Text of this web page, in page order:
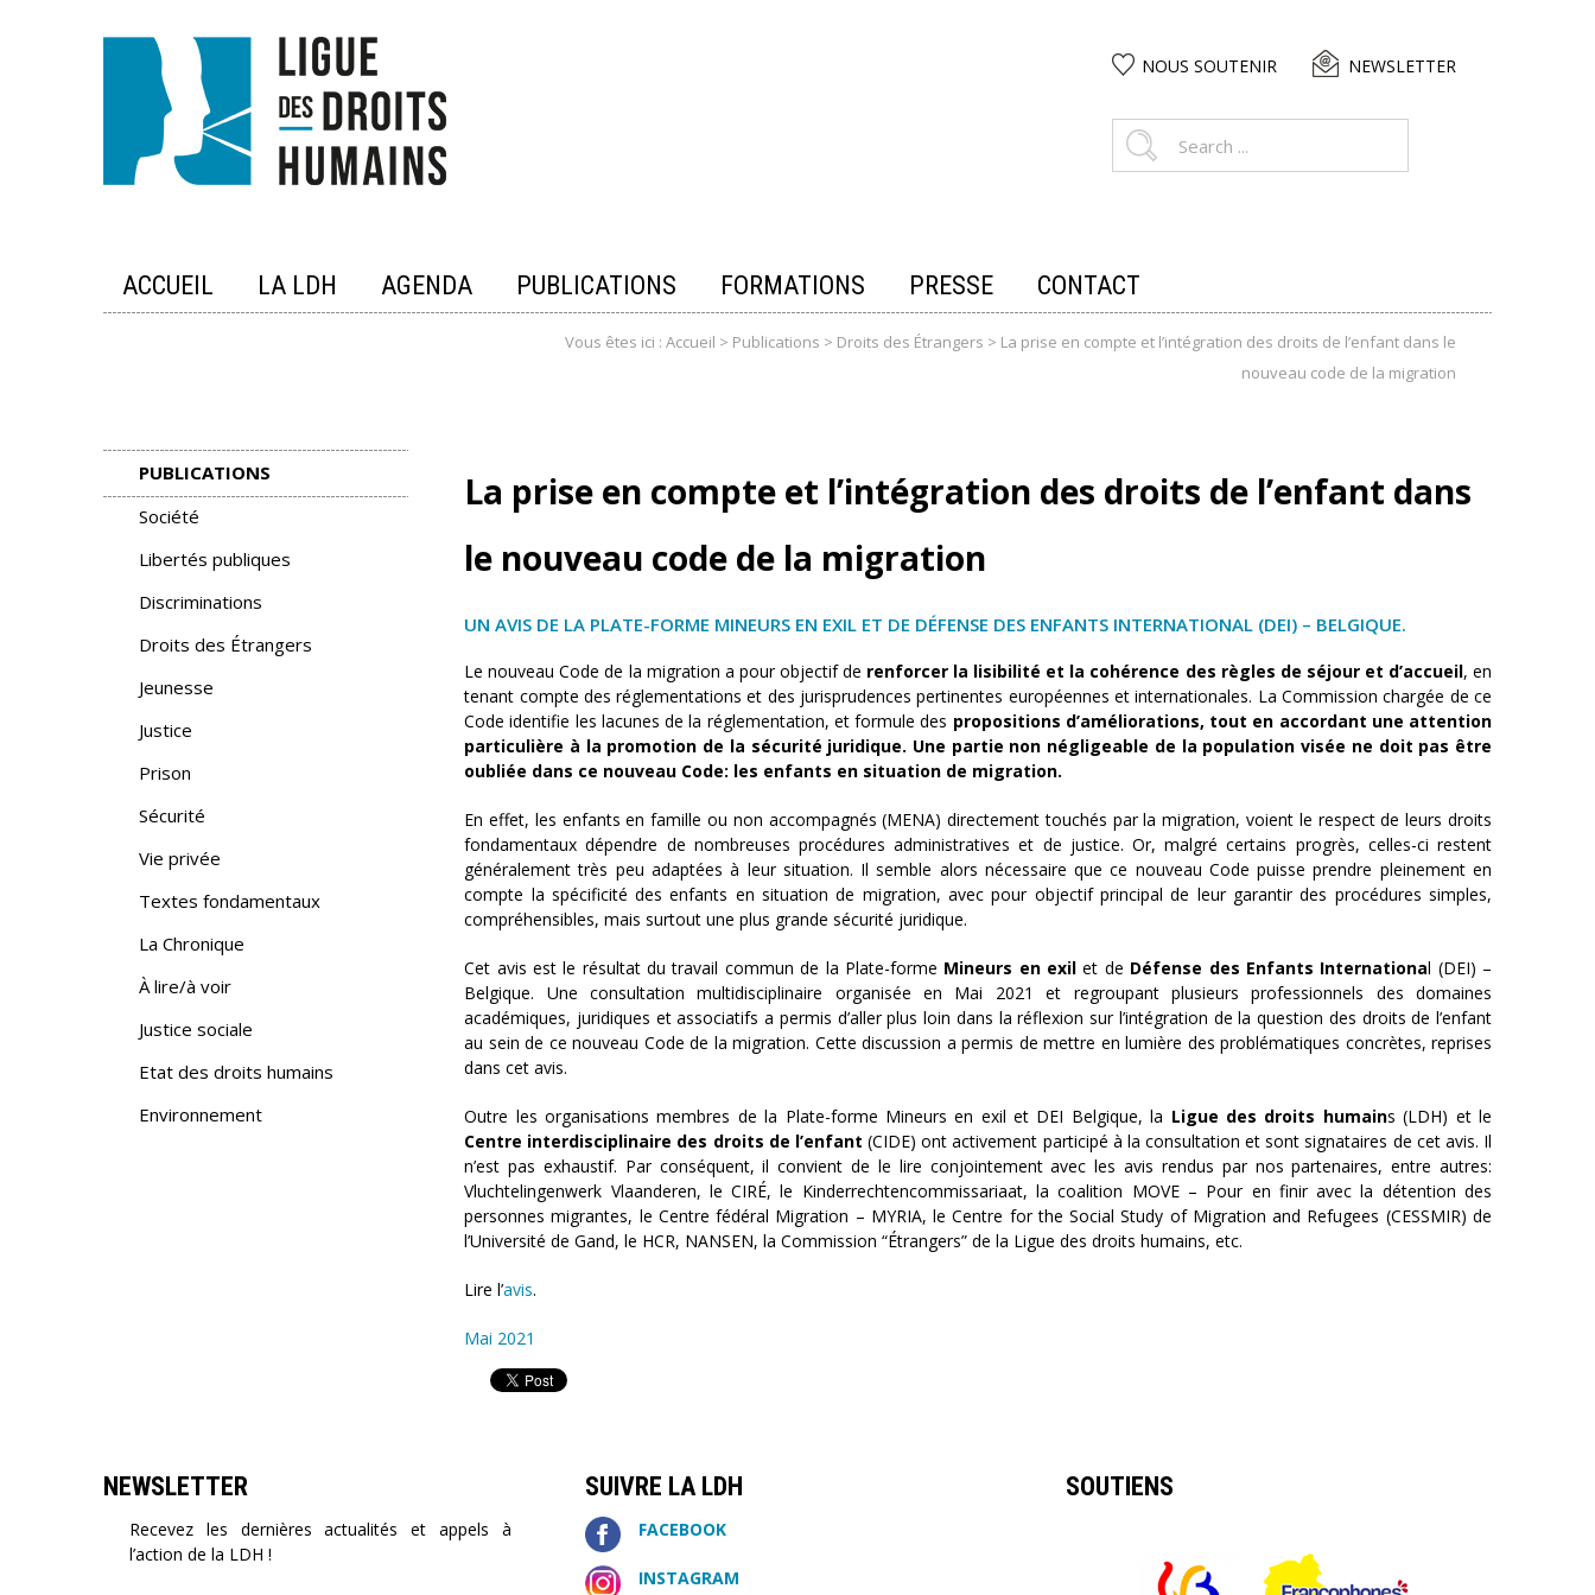
NOUS SOUTENIR NEWSLETTER
ACCUEIL LA LDH AGENDA PUBLICATIONS FORMATIONS PRESSE CONTACT
Vous êtes ici : Accueil > Publications > Droits des Étrangers > La prise en compte et l’intégration des droits de l’enfant dans le
nouveau code de la migration
La prise en compte et l’intégration des droits de l’enfant dans
le nouveau code de la migration
UN AVIS DE LA PLATE-FORME MINEURS EN EXIL ET DE DÉFENSE DES ENFANTS INTERNATIONAL (DEI) – BELGIQUE.
Le nouveau Code de la migration a pour objectif de renforcer la lisibilité et la cohérence des règles de séjour et d’accueil, en
tenant compte des réglementations et des jurisprudences pertinentes européennes et internationales. La Commission chargée de ce
Code identifie les lacunes de la réglementation, et formule des propositions d’améliorations, tout en accordant une attention
particulière à la promotion de la sécurité juridique. Une partie non négligeable de la population visée ne doit pas être
oubliée dans ce nouveau Code: les enfants en situation de migration.
En effet, les enfants en famille ou non accompagnés (MENA) directement touchés par la migration, voient le respect de leurs droits
fondamentaux dépendre de nombreuses procédures administratives et de justice. Or, malgré certains progrès, celles-ci restent
généralement très peu adaptées à leur situation. Il semble alors nécessaire que ce nouveau Code puisse prendre pleinement en
compte la spécificité des enfants en situation de migration, avec pour objectif principal de leur garantir des procédures simples,
compréhensibles, mais surtout une plus grande sécurité juridique.
Cet avis est le résultat du travail commun de la Plate-forme Mineurs en exil et de Défense des Enfants International (DEI) –
Belgique. Une consultation multidisciplinaire organisée en Mai 2021 et regroupant plusieurs professionnels des domaines
académiques, juridiques et associatifs a permis d’aller plus loin dans la réflexion sur l’intégration de la question des droits de l’enfant
au sein de ce nouveau Code de la migration. Cette discussion a permis de mettre en lumière des problématiques concrètes, reprises
dans cet avis.
Outre les organisations membres de la Plate-forme Mineurs en exil et DEI Belgique, la Ligue des droits humains (LDH) et le
Centre interdisciplinaire des droits de l’enfant (CIDE) ont activement participé à la consultation et sont signataires de cet avis. Il
n’est pas exhaustif. Par conséquent, il convient de le lire conjointement avec les avis rendus par nos partenaires, entre autres:
Vluchtelingenwerk Vlaanderen, le CIRÉ, le Kinderrechtencommissariaat, la coalition MOVE – Pour en finir avec la détention des
personnes migrantes, le Centre fédéral Migration – MYRIA, le Centre for the Social Study of Migration and Refugees (CESSMIR) de
l’Université de Gand, le HCR, NANSEN, la Commission “Étrangers” de la Ligue des droits humains, etc.
Lire l’avis.
Mai 2021
PUBLICATIONS
Société
Libertés publiques
Discriminations
Droits des Étrangers
Jeunesse
Justice
Prison
Sécurité
Vie privée
Textes fondamentaux
La Chronique
À lire/à voir
Justice sociale
Etat des droits humains
Environnement
NEWSLETTER
Recevez les dernières actualités et appels à
l’action de la LDH !
SUIVRE LA LDH
FACEBOOK
INSTAGRAM
SOUTIENS